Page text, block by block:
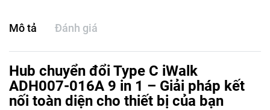
Mô tả Đánh giá
Hub chuyển đổi Type C iWalk
ADH007-016A 9 in 1 – Giải pháp kết
nối toàn diện cho thiết bị của bạn